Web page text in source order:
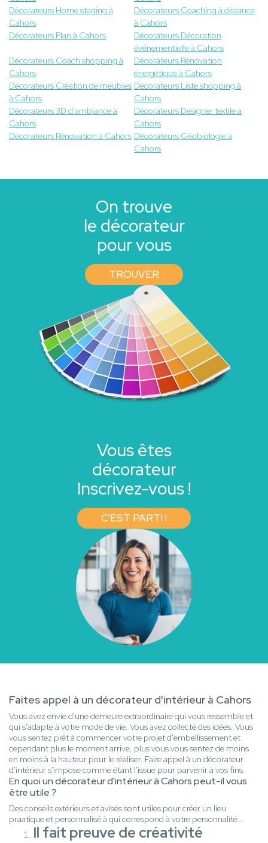
Décorateurs Home staging à
Cahors
Décorateurs Coaching à distance
à Cahors
Décorateurs Plan à Cahors
Décorateurs Décoration
événementielle à Cahors
Décorateurs Coach shopping à
Cahors
Décorateurs Rénovation
énergétique à Cahors
Décorateurs Création de meubles
à Cahors
Décorateurs Liste shopping à
Cahors
Décorateurs 3D d'ambiance à
Cahors
Décorateurs Designer textile à
Cahors
Décorateurs Rénovation à Cahors Décorateurs Géobiologie à
Cahors
On trouve
le décorateur
pour vous
TROUVER
Vous êtes
décorateur
Inscrivez-vous !
C'EST PARTI !
Faites appel à un décorateur d'intérieur à Cahors
Vous avez envie d'une demeure extraordinaire qui vous ressemble et
qui s'adapte à votre mode de vie. Vous avez collecté des idées. Vous
vous sentez prêt à commencer votre projet d'embellissement et
cependant plus le moment arrive, plus vous vous sentez de moins
en moins à la hauteur pour le réaliser. Faire appel à un décorateur
d'intérieur s'impose comme étant l'issue pour parvenir à vos fins.
En quoi un décorateur d'intérieur à Cahors peut-il vous
être utile ?
Des conseils extérieurs et avisés sont utiles pour créer un lieu
praatique et personnalisé à qui correspond à votre personnalité...
Il fait preuve de créativité